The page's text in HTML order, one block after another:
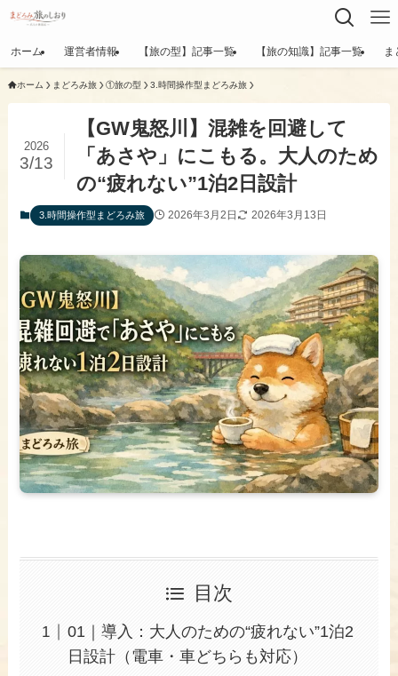
ホーム 運営者情報 【旅の型】記事一覧 【旅の知識】記事一覧 ま
ホーム まどろみ旅 ①旅の型 3.時間操作型まどろみ旅
【GW鬼怒川】混雑を回避して
「あさや」にこもる。大人のため
の“疲れない”1泊2日設計
2026
3/13
3.時間操作型まどろみ旅 2026年3月2日 2026年3月13日
目次
01｜導入：大人のための“疲れない”1泊2
日設計（電車・車どちらも対応）